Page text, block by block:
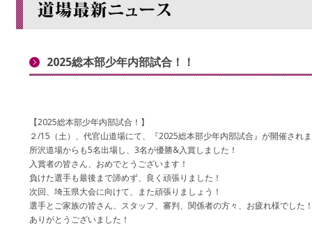
2025総本部少年内部試合！！
【2025総本部少年内部試合！】
２/15（土）、代官山道場にて、『2025総本部少年内部試合』が開催され
所沢道場からも5名出場し、3名が優勝&入賞しました！
入賞者の皆さん、おめでとうございます！
負けた選手も最後まで諦めず、良く頑張りました！
次回、埼玉県大会に向けて、また頑張りましょう！
選手とご家族の皆さん、スタッフ、審判、関係者の方々、お疲れ様でした
ありがとうございました！